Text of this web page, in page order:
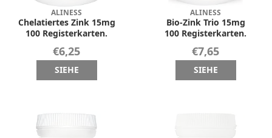
ALINESS
Chelatiertes Zink 15mg
100 Registerkarten.
€6,25
SIEHE
ALINESS
Bio-Zink Trio 15mg
100 Registerkarten.
€7,65
SIEHE